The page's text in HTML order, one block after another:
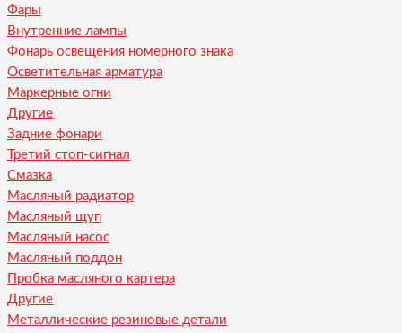
Фары
Внутренние лампы
Фонарь освещения номерного знака
Осветительная арматура
Маркерные огни
Другие
Задние фонари
Третий стоп-сигнал
Смазка
Масляный радиатор
Масляный щуп
Масляный насос
Масляный поддон
Пробка масляного картера
Другие
Металлические резиновые детали